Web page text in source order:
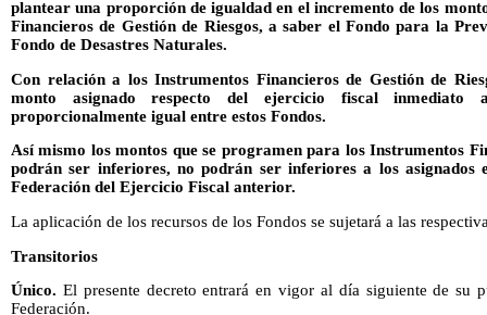
plantear una proporción de igualdad en el incremento de los
Financieros de Gestión de Riesgos, a saber el Fondo para la
Fondo de Desastres Naturales.
Con relación a los Instrumentos Financieros de Gestión de
monto asignado respecto del ejercicio fiscal inmediato
proporcionalmente igual entre estos Fondos.
Así mismo los montos que se programen para los Instrumentos
podrán ser inferiores, no podrán ser inferiores a los asignados
Federación del Ejercicio Fiscal anterior.
La aplicación de los recursos de los Fondos se sujetará a las
Transitorios
Único. El presente decreto entrará en vigor al día siguiente de
Federación.